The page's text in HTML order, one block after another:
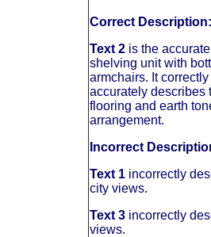
Correct Description:
Text 2 is the
shelving unit with
armchairs. It
accurately describes
flooring and earth
arrangement.
Incorrect
Text 1 incorrectly
city views.
Text 3 incorrectly
views.